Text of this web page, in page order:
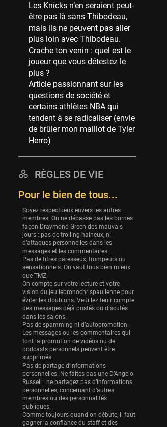
Atlanta Hawks
45 sessions
Chicago Bulls
41 sessions
Memphis Grizzlies
39 sessions
Cleveland Cavaliers
Orlando Magic
36 sessions
Euroleague
34 sessions
Charlotte Hornets
Houston Rockets
31 sessions
Washington Wizards
29 sessions
Portland Trail Blazers
27 sessions
Eurobasket
25 sessions
Detroit Pistons
25 sessions
Brooklyn Nets
24 sessions
Sacramento Kings
24 sessions
Utah Jazz
22 sessions
Les Knicks n’en seraient peut-
être pas là sans Thibodeau,
mais ils ne peuvent pas aller
plus loin avec Thibodeau.
Crache ton venin : quel est le
joueur que vous détestez le
plus ?
Article passionnant sur les
questions de société et
certains athlètes NBA qui
tendent à se radicaliser (envie
de brûler mon maillot de Tyler
Herro)
RÈGLES DE VIE
Pour le bien de tous...
Soyez respectueux envers les autres
membres. On ne dépasse pas les bornes
façon Draymond Green des mauvais
jours : pas de trolling haineux, ni
d’attaques personnelles dans les
messages et les commentaires.
Pas de titres paresseux, trompeurs ou
sensationnels. On vaut tous bien mieux
que TMZ.
On compte sur votre lecture et votre
vision du jeu lebronochrispaulienne pour
éviter les doublons. Veuillez tenir compte
des messages déjà postés ou discutés
dans les salons.
Pas de spamming ni d’autopromotion.
Les messages ou les commentaires qui
font la promotion de vidéos ou de
podcasts personnels peuvent être
supprimés.
Pas de partage d’informations
personnelles. Ne faites pas une D’Angelo
Russell : ne partagez pas d’informations
personnelles, concernant d’autres
membres ou des personnalités
publiques.
Comme toujours quand on débute, il faut
gagner la confiance du staff et des